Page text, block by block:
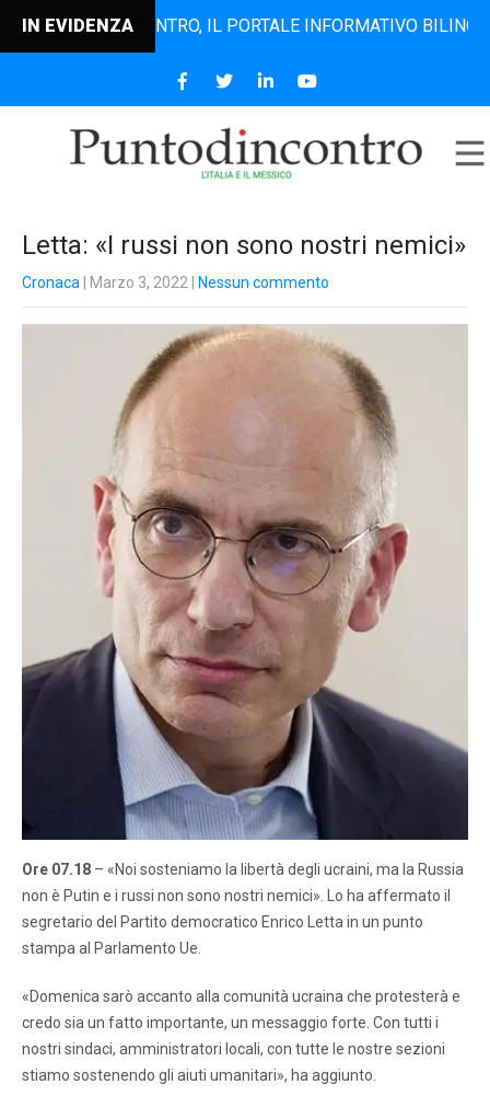
IN EVIDENZA
PUNTODINCONTRO, IL PORTALE INFORMATIVO BILINGUE
Letta: «I russi non sono nostri nemici»
Cronaca | Marzo 3, 2022 Nessun commento
Ore 07.18 – «Noi sosteniamo la libertà degli ucraini, ma la Russia
non è Putin e i russi non sono nostri nemici». Lo ha affermato il
segretario del Partito democratico Enrico Letta in un punto
stampa al Parlamento Ue.
«Domenica sarò accanto alla comunità ucraina che protesterà e
credo sia un fatto importante, un messaggio forte. Con tutti i
nostri sindaci, amministratori locali, con tutte le nostre sezioni
stiamo sostenendo gli aiuti umanitari», ha aggiunto.